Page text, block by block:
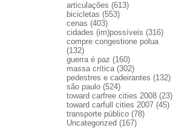
articulações (613)
bicicletas (553)
cenas (403)
cidades (im)possíveis (316)
compre congestione polua
(132)
guerra é paz (160)
massa crítica(302)
pedestres e cadeirantes (132)
são paulo (524)
toward carfree cities 2008 (23)
toward carfull cities 2007 (45)
transporte público (78)
Uncategorized (167)